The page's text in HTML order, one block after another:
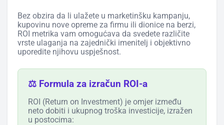
Bez obzira da li ulažete u marketinšku kampanju,
kupovinu nove opreme za firmu ili dionice na berzi,
ROI metrika vam omogućava da svedete različite
vrste ulaganja na zajednički imenitelj i objektivno
uporedite njihovu uspješnost.
⚖️ Formula za izračun ROI-a
ROI (Return on Investment) je omjer između
neto dobiti i ukupnog troška investicije, izražen
u postocima: